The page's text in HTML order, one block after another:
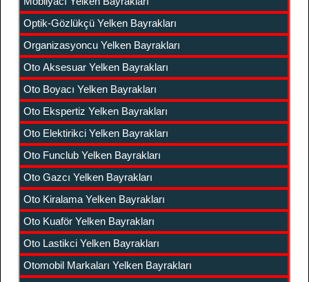
Optik-Gözlükçü Yelken Bayrakları
Organizasyoncu Yelken Bayrakları
Oto Aksesuar Yelken Bayrakları
Oto Boyacı Yelken Bayrakları
Oto Ekspertiz Yelken Bayrakları
Oto Elektirikci Yelken Bayrakları
Oto Funclub Yelken Bayrakları
Oto Gazcı Yelken Bayrakları
Oto Kiralama Yelken Bayrakları
Oto Kuaför Yelken Bayrakları
Oto Lastikci Yelken Bayrakları
Otomobil Markaları Yelken Bayrakları